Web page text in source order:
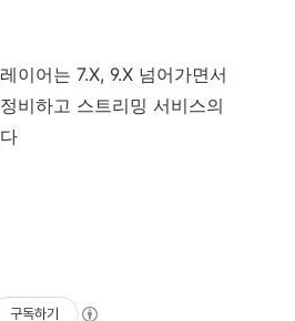
이어는 7.X, 9.X 넘어가면서
비하고 스트리밍 서비스의
구독하기